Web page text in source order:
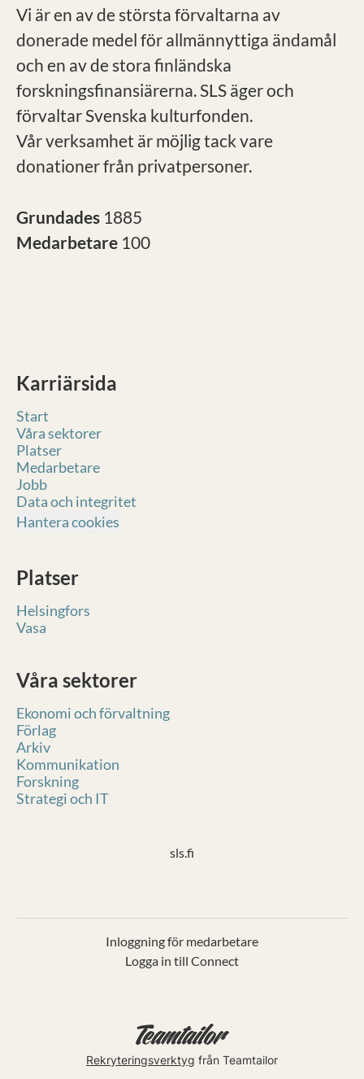
Vi är en av de största förvaltarna av
donerade medel för allmännyttiga ändamål
och en av de stora finländska
forskningsfinansiärerna. SLS äger och
förvaltar Svenska kulturfonden.
Vår verksamhet är möjlig tack vare
donationer från privatpersoner.
Grundades 1885
Medarbetare 100
Karriärsida
Start
Våra sektorer
Platser
Medarbetare
Jobb
Data och integritet
Hantera cookies
Platser
Helsingfors
Vasa
Våra sektorer
Ekonomi och förvaltning
Förlag
Arkiv
Kommunikation
Forskning
Strategi och IT
sls.fi
Inloggning för medarbetare
Logga in till Connect
Rekryteringsverktyg från Teamtailor